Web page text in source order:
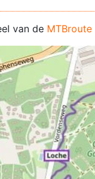
van de MTBroute